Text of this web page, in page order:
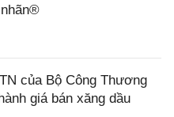
của Bộ Công Thương
giá bán xăng dầu